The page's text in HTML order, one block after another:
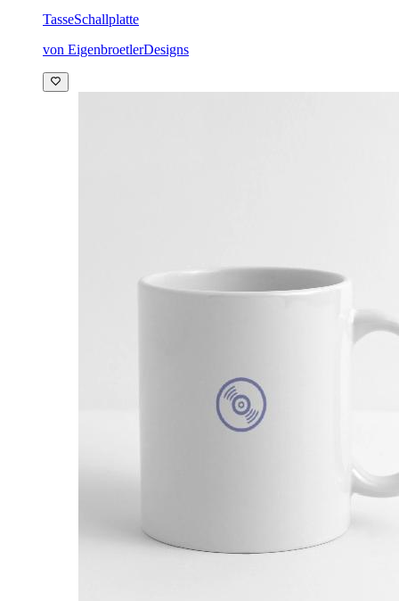
TasseSchallplatte
von EigenbroetlerDesigns